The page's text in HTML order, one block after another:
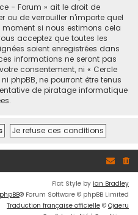
- Forum » ait le droit de
ou de verrouiller n’importe quel
moment si nous estimons cela
acceptez que toutes les
soient enregistrées dans
informations ne seront pas
consentement, ni « Cercle
phpBB, ne pourront être tenus
de piratage informatique
Flat Style by Ian Bradley
phpBB® Forum Software © phpBB Limited
Traduction française officielle © Qiaeru